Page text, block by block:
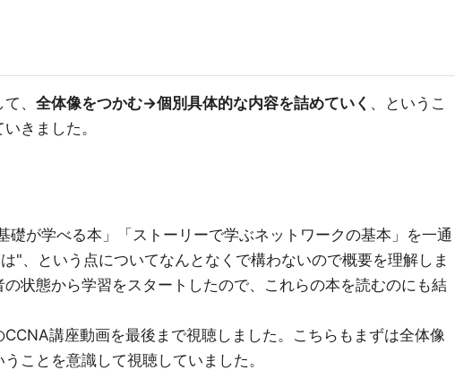
、 全体像をつかむ→個別具体的な内容を詰めていく 、というこ
きました。
礎が学べる本」「ストーリーで学ぶネットワークの基本」を一通
"、という点についてなんとなくで構わないので概要を理解しま
の状態から学習をスタートしたので、これらの本を読むのにも結
講座動画を最後まで視聴しました。こちらもまずは全体像
ことを意識して視聴していました。